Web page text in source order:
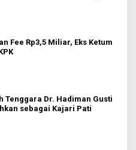
Fee Rp3,5 Miliar, Eks Ketum
Tenggara Dr. Hadiman Gusti
sebagai Kajari Pati